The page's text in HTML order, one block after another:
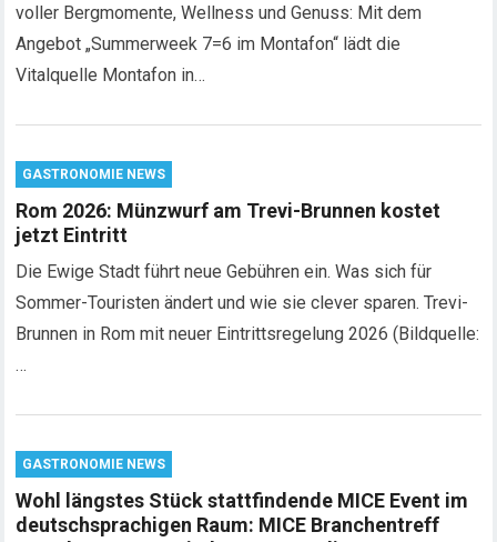
voller Bergmomente, Wellness und Genuss: Mit dem
Angebot „Summerweek 7=6 im Montafon“ lädt die
Vitalquelle Montafon in…
GASTRONOMIE NEWS
Rom 2026: Münzwurf am Trevi-Brunnen kostet
jetzt Eintritt
Die Ewige Stadt führt neue Gebühren ein. Was sich für
Sommer-Touristen ändert und wie sie clever sparen. Trevi-
Brunnen in Rom mit neuer Eintrittsregelung 2026 (Bildquelle:
…
GASTRONOMIE NEWS
Wohl längstes Stück stattfindende MICE Event im
deutschsprachigen Raum: MICE Branchentreff